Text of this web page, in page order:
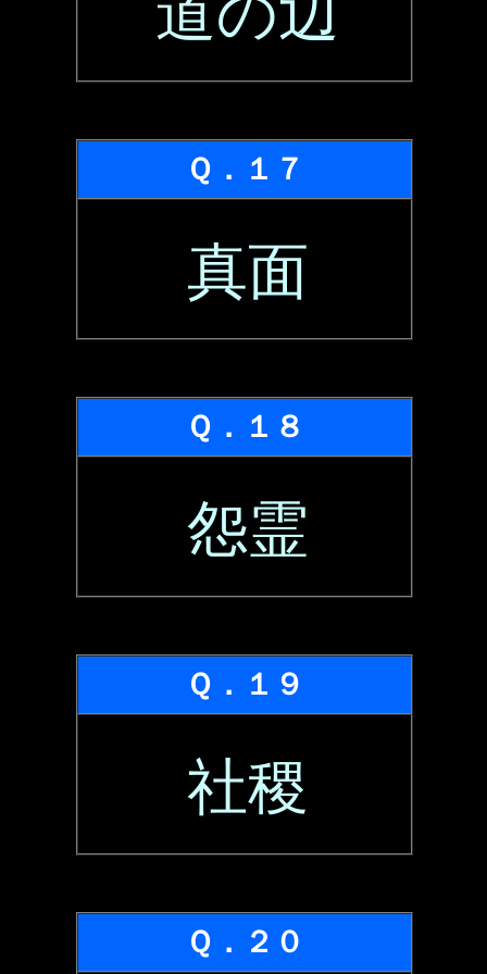
道の辺
Ｑ．１７
真面
Ｑ．１８
怨霊
Ｑ．１９
社稷
Ｑ．２０